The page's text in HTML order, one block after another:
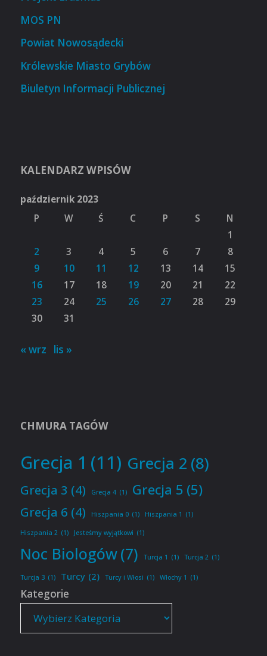
MOS PN
Powiat Nowosądecki
Królewskie Miasto Grybów
Biuletyn Informacji Publicznej
KALENDARZ WPISÓW
październik 2023
P
W Ś C P S
N
1
2
3 4 5 6 7
8
9
10 11 12 13 14
15
16
17 18 19 20 21
22
23
24 25 26 27 28
29
30
31
« wrz lis »
CHMURA TAGÓW
Grecja 1 (11) Grecja 2 (8)
Grecja 3 (4) Grecja 4 (1) Grecja 5 (5)
Grecja 6 (4) Hiszpania 0 (1) Hiszpania 1 (1)
Hiszpania 2 (1) Jesteśmy wyjątkowi (1)
Noc Biologów(7) Turcja 1 (1) Turcja 2 (1)
Turcja 3 (1) Turcy (2) Turcy i Włosi (1) Włochy 1 (1)
Kategorie